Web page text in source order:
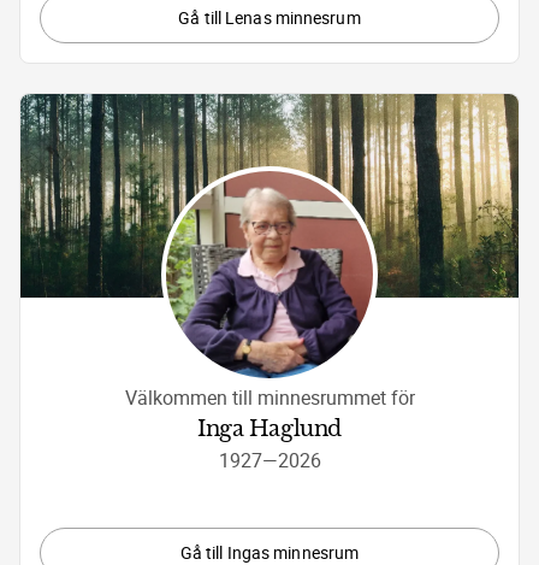
Gå till Lenas minnesrum
Välkommen till minnesrummet för
Inga Haglund
1927—2026
Gå till Ingas minnesrum